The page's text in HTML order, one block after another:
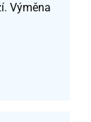
Výměna